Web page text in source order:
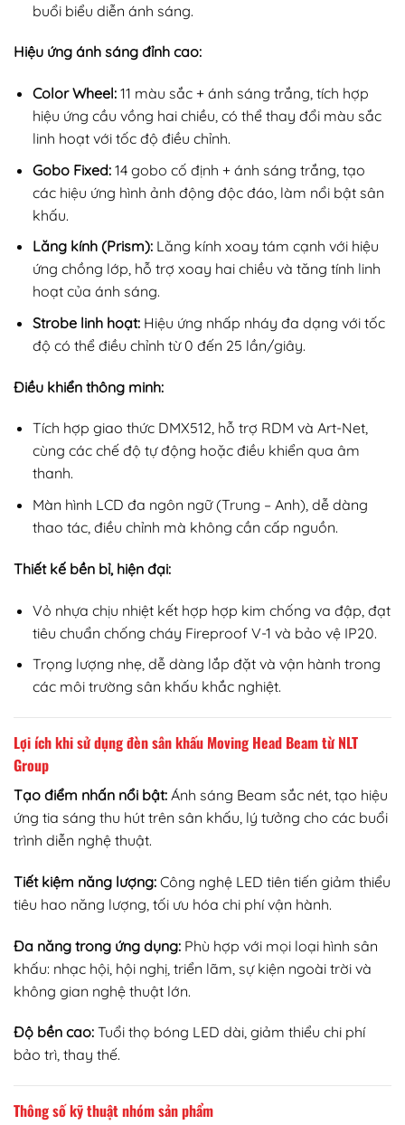
buổi biểu diễn ánh sáng.
Hiệu ứng ánh sáng đỉnh cao:
Color Wheel:11 màu sắc + ánh sáng trắng, tích hợp
hiệu ứng cầu vồng hai chiều, có thể thay đổi màu sắc
linh hoạt với tốc độ điều chỉnh.
Gobo Fixed:14 gobo cố định + ánh sáng trắng, tạo
các hiệu ứng hình ảnh động độc đáo, làm nổi bật sân
khấu.
Lăng kính (Prism):Lăng kính xoay tám cạnh với hiệu
ứng chồng lớp, hỗ trợ xoay hai chiều và tăng tính linh
hoạt của ánh sáng.
Strobe linh hoạt:Hiệu ứng nhấp nháy đa dạng với tốc
độ có thể điều chỉnh từ 0 đến 25 lần/giây.
Điều khiển thông minh:
Tích hợp giao thức DMX512, hỗ trợ RDM và Art-Net,
cùng các chế độ tự động hoặc điều khiển qua âm
thanh.
Màn hình LCD đa ngôn ngữ (Trung – Anh), dễ dàng
thao tác, điều chỉnh mà không cần cấp nguồn.
Thiết kế bền bỉ, hiện đại:
Vỏ nhựa chịu nhiệt kết hợp hợp kim chống va đập, đạt
tiêu chuẩn chống cháy Fireproof V-1 và bảo vệ IP20.
Trọng lượng nhẹ, dễ dàng lắp đặt và vận hành trong
các môi trường sân khấu khắc nghiệt.
Lợi ích khi sử dụng đèn sân khấu Moving Head Beam từ NLT
Group
Tạo điểm nhấn nổi bật: Ánh sáng Beam sắc nét, tạo hiệu
ứng tia sáng thu hút trên sân khấu, lý tưởng cho các buổi
trình diễn nghệ thuật.
Tiết kiệm năng lượng: Công nghệ LED tiên tiến giảm thiểu
tiêu hao năng lượng, tối ưu hóa chi phí vận hành.
Đa năng trong ứng dụng: Phù hợp với mọi loại hình sân
khấu: nhạc hội, hội nghị, triển lãm, sự kiện ngoài trời và
không gian nghệ thuật lớn.
Độ bền cao: Tuổi thọ bóng LED dài, giảm thiểu chi phí
bảo trì, thay thế.
Thông số kỹ thuật nhóm sản phẩm